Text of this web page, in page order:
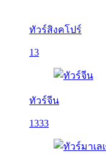
ทัวร์สิงคโปร์
13
ทัวร์จีน
1333